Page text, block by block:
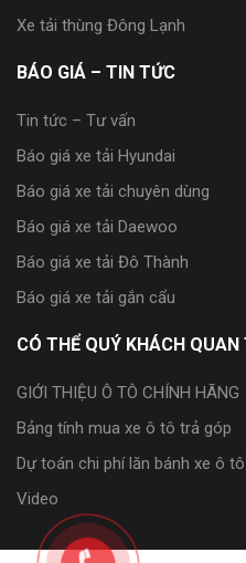
Xe tải thùng Đông Lạnh
BÁO GIÁ – TIN TỨC
Tin tức – Tư vấn
Báo giá xe tải Hyundai
Báo giá xe tải chuyên dùng
Báo giá xe tải Daewoo
Báo giá xe tải Đô Thành
Báo giá xe tải gắn cẩu
CÓ THỂ QUÝ KHÁCH QUAN
GIỚI THIỆU Ô TÔ CHÍNH HÃNG
Bảng tính mua xe ô tô trả góp
Dự toán chi phí lăn bánh xe ô tô
Video